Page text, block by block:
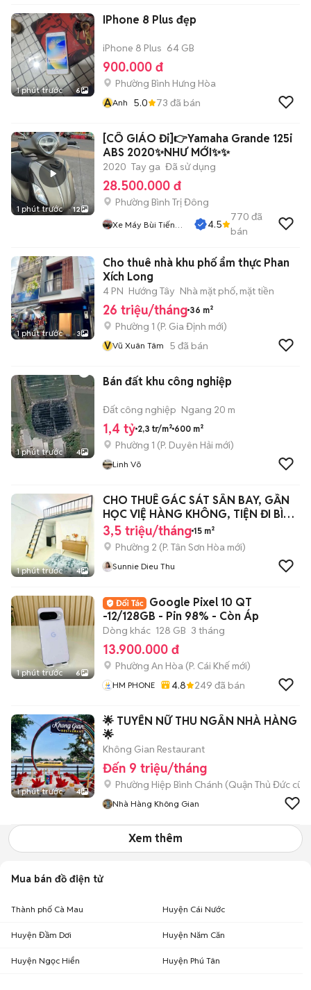
1 phút trước 6
IPhone 8 Plus đẹp
iPhone 8 Plus 64 GB
900.000 đ
Phường Bình Hưng Hòa
AAnh 5.0 73 đã bán
1 phút trước 12
[CÔ GIÁO Đi]👉Yamaha Grande 125i
ABS 2020✨NHƯ MỚI✨✨
2020 Tay ga Đã sử dụng
28.500.000 đ
Phường Bình Trị Đông
Xe Máy Bùi Tiến
4.5
770 đã
bán
1 phút trước 3
Cho thuê nhà khu phố ẩm thực Phan
Xích Long
4 PN Hướng Tây Nhà mặt phố, mặt tiền
26 triệu/tháng 36 m²
Phường 1 (P. Gia Định mới)
VVũ Xuân Tâm 5 đã bán
1 phút trước 4
Bán đất khu công nghiệp
Đất công nghiệp Ngang 20 m
1,4 tỷ 2,3 tr/m² 600 m²
Phường 1 (P. Duyên Hải mới)
Linh Võ
1 phút trước 4
CHO THUÊ GÁC SÁT SÂN BAY, GẦN
HỌC VIỆ HÀNG KHÔNG, TIỆN ĐI BÌNH
THẠNH
3,5 triệu/tháng 15 m²
Phường 2 (P. Tân Sơn Hòa mới)
Sunnie Dieu Thu
1 phút trước 6
Google Pixel 10 QT
-12/128GB - Pin 98% - Còn Áp
Dòng khác 128 GB 3 tháng
13.900.000 đ
Phường An Hòa (P. Cái Khế mới)
HM PHONE 4.8 249 đã bán
1 phút trước 4
🌟 TUYỂN NỮ THU NGÂN NHÀ HÀNG
🌟
Không Gian Restaurant
Đến 9 triệu/tháng
Phường Hiệp Bình Chánh (Quận Thủ Đức cũ)
Nhà Hàng Không Gian
Xem thêm
Mua bán đồ điện tử
Thành phố Cà Mau Huyện Cái Nước
Huyện Đầm Dơi Huyện Năm Căn
Huyện Ngọc Hiển Huyện Phú Tân